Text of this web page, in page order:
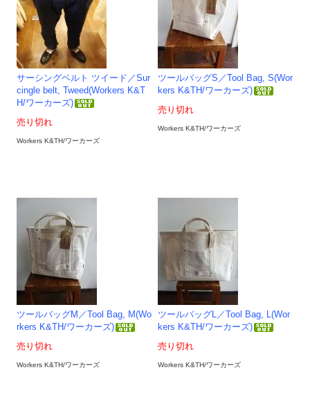
サーシングベルト ツイード／Sur
cingle belt, Tweed(Workers K&T
H/ワーカーズ)
売り切れ
Workers K&TH/ワーカーズ
ツールバッグS／Tool Bag, S(Wor
kers K&TH/ワーカーズ)
売り切れ
Workers K&TH/ワーカーズ
ツールバッグM／Tool Bag, M(Wo
rkers K&TH/ワーカーズ)
売り切れ
Workers K&TH/ワーカーズ
ツールバッグL／Tool Bag, L(Wor
kers K&TH/ワーカーズ)
売り切れ
Workers K&TH/ワーカーズ